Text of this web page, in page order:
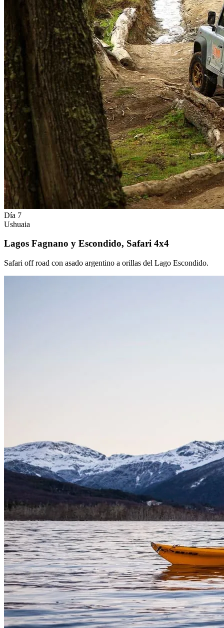
Día 7
Ushuaia
Lagos Fagnano y Escondido, Safari 4x4
Safari off road con asado argentino a orillas del Lago Escondido.